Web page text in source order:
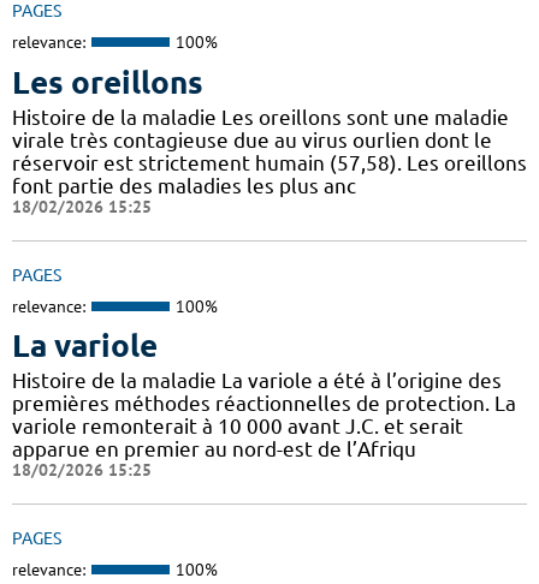
PAGES
relevance: 100%
Les oreillons
Histoire de la maladie Les oreillons sont une maladie
virale très contagieuse due au virus ourlien dont le
réservoir est strictement humain (57,58). Les oreillons
font partie des maladies les plus anc
18/02/2026 15:25
PAGES
relevance: 100%
La variole
Histoire de la maladie La variole a été à l’origine des
premières méthodes réactionnelles de protection. La
variole remonterait à 10 000 avant J.C. et serait
apparue en premier au nord-est de l’Afriqu
18/02/2026 15:25
PAGES
relevance: 100%